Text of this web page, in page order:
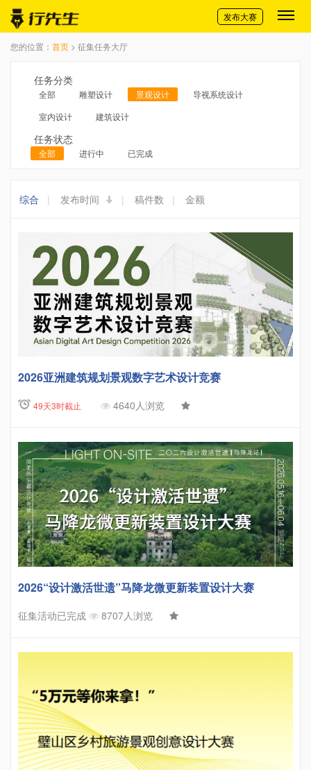
切换导航
发布大赛
您的位置： 首页 > 征集任务大厅
任务分类
全部 雕塑设计 景观设计
导视系统设计
室内设计
建筑设计
任务状态
全部 进行中 已完成
综合 | 发布时间 | 稿件数 | 金额
2026亚洲建筑规划景观数字艺术设计竞赛
49天3时截止 4640人浏览
2026“设计激活世遗”马降龙微更新装置设计大赛
征集活动已完成 8707人浏览